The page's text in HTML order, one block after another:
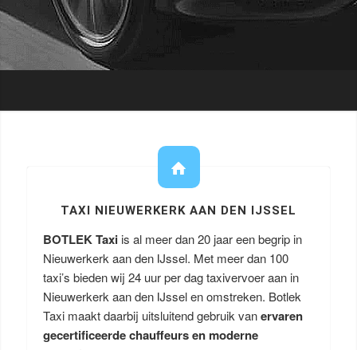
TAXI NIEUWERKERK AAN DEN IJSSEL
BOTLEK Taxi is al meer dan 20 jaar een begrip in
Nieuwerkerk aan den IJssel. Met meer dan 100
taxi’s bieden wij 24 uur per dag taxivervoer aan in
Nieuwerkerk aan den IJssel en omstreken. Botlek
Taxi maakt daarbij uitsluitend gebruik vanervaren
gecertificeerde chauffeurs en moderne